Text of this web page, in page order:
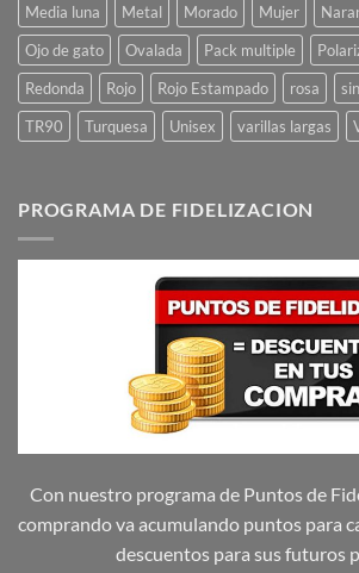
Media luna
Metal Morado Mujer
Ojo de gato
Ovalada Pack multiple
Redonda
Rojo Rojo Estampado rosa
TR90
Turquesa Unisex varillas largas
PROGRAMA DE FIDELIZACION
Con nuestro programa de Puntos de
comprando va acumulando puntos para
descuentos para sus futuros